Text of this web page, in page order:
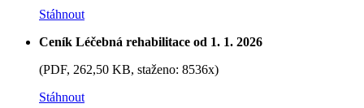
Stáhnout
Ceník Léčebná rehabilitace od 1. 1. 2026
(PDF, 262,50 KB, staženo: 8536x)
Stáhnout